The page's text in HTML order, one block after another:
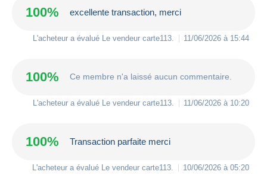
100% excellente transaction, merci
L'acheteur a évalué Le vendeur carte113 11/06/2026 à 15:44
100% Ce membre n'a laissé aucun commentaire.
L'acheteur a évalué Le vendeur carte113 11/06/2026 à 10:20
100% Transaction parfaite merci
L'acheteur a évalué Le vendeur carte113 10/06/2026 à 05:20